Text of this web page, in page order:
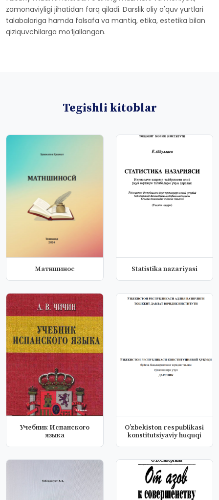
zamonaviyligi jihatidan farq qiladi. Darslik oliy o'quv yurtlari
talabalariga hamda falsafa va mantiq, etika, estetika bilan
qiziquvchilarga moʻljallangan.
Tegishli kitoblar
Матншиносӣ Statistika nazariyasi
Учебник Испанского
языка
Oʼzbekiston respublikasi
konstitutsiyaviy huquqi